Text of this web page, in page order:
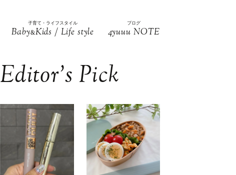
子育て・ライフスタイル
Baby&Kids / Life style
ブログ
4yuuu NOTE
Editor’s Pick